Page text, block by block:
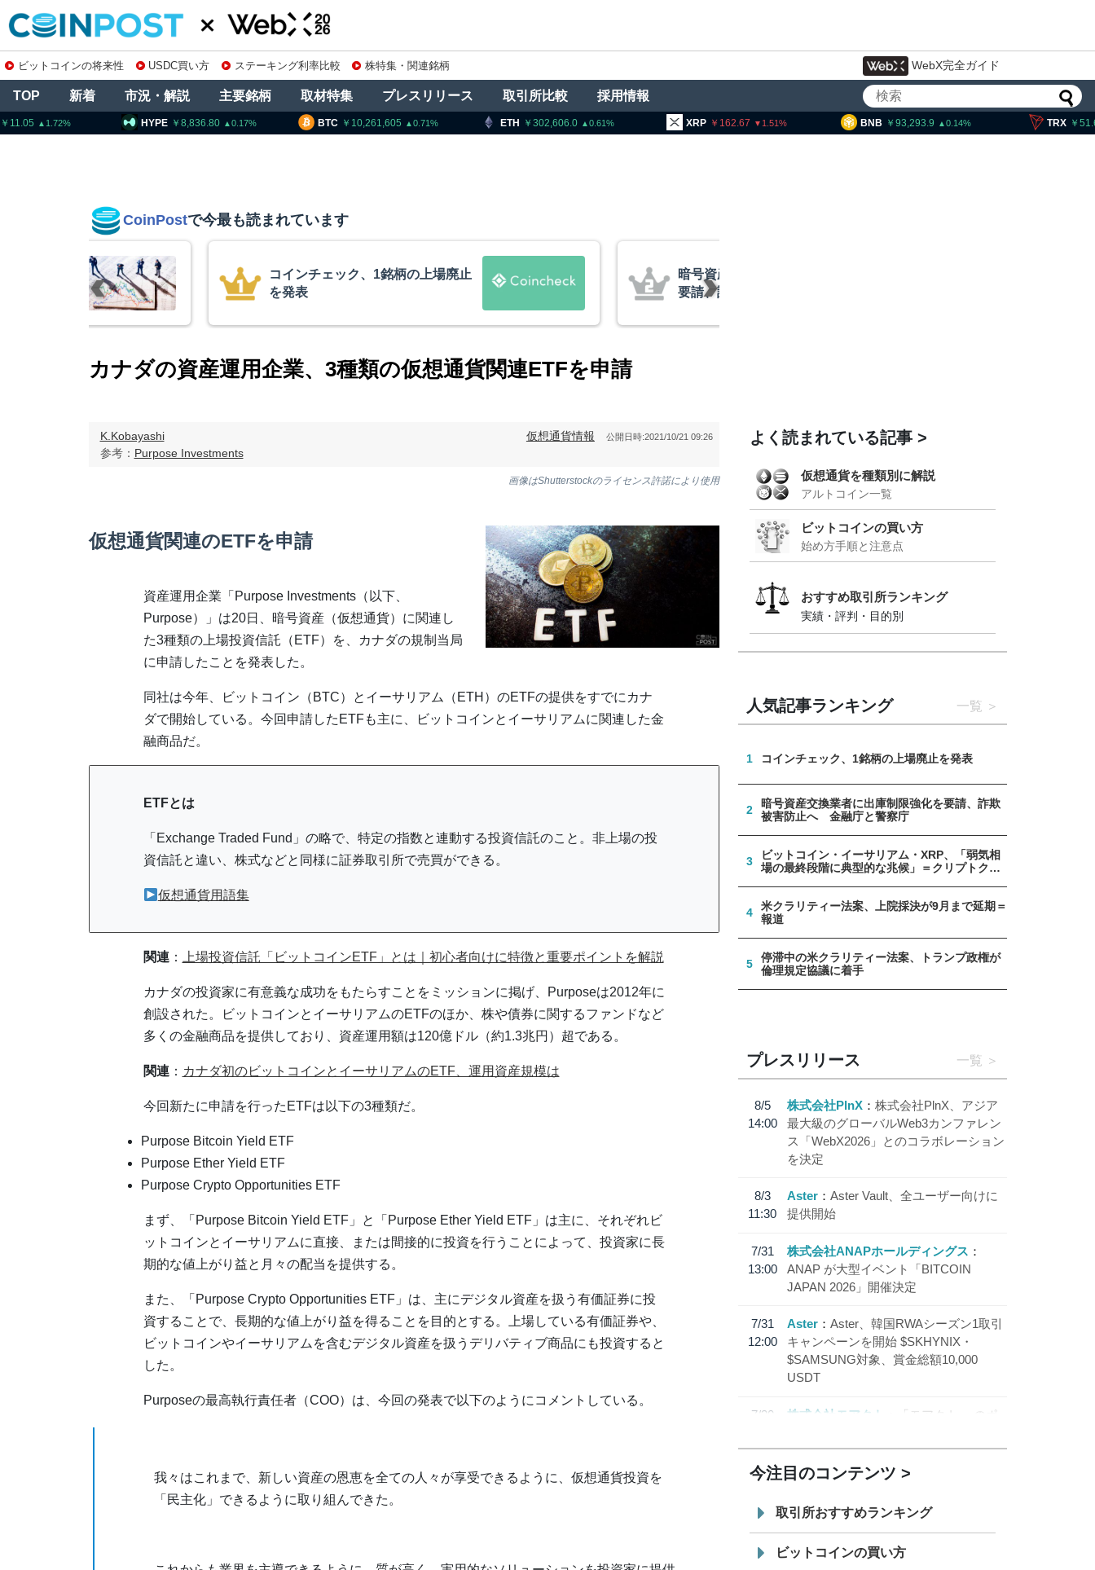
ビットコインの将来性 USDC買い方 ステーキング利率比較 株特集・関連銘柄 WebX完全ガイド
TOP 新着 市況・解説 主要銘柄 取材特集 プレスリリース 取引所比較 採用情報
BTC 10,261,605 0.71 ETH 302,606.0 XRP 162.67 BNB 93,293.9 TRX 51.63
HYPE 8,836.80 0.17
CoinPostで今最も読まれています
暗号資産交換業者に出庫制限強化を
要請、詐欺被害防止へ 金融庁と警
ビットコイン・イーサリアム・
XRP、「弱気相場の最終段階に典型
カナダの資産運用企業、3種類の仮想通貨関連ETFを申請
K.Kobayashi
参考： Purpose Investments
仮想通貨情報 公開日時:2021/10/21 09:26
画像はShutterstockのライセンス許諾により使用
仮想通貨関連のETFを申請
資産運用企業「Purpose Investments（以下、
Purpose）」は20日、暗号資産（仮想通貨）に関連し
た3種類の上場投資信託（ETF）を、カナダの規制当局
に申請したことを発表した。
同社は今年、ビットコイン（BTC）とイーサリアム（ETH）のETFの提供をすでにカナ
ダで開始している。今回申請したETFも主に、ビットコインとイーサリアムに関連した金
融商品だ。
ETFとは
「Exchange Traded Fund」の略で、特定の指数と連動する投資信託のこと。非上場の投
資信託と違い、株式などと同様に証券取引所で売買ができる。
仮想通貨用語集
関連： 上場投資信託「ビットコインETF」とは｜初心者向けに特徴と重要ポイントを解説
カナダの投資家に有意義な成功をもたらすことをミッションに掲げ、Purposeは2012年に
創設された。ビットコインとイーサリアムのETFのほか、株や債券に関するファンドなど
多くの金融商品を提供しており、資産運用額は120億ドル（約1.3兆円）超である。
関連： カナダ初のビットコインとイーサリアムのETF、運用資産規模は
今回新たに申請を行ったETFは以下の3種類だ。
Purpose Bitcoin Yield ETF
Purpose Ether Yield ETF
Purpose Crypto Opportunities ETF
まず、「Purpose Bitcoin Yield ETF」と「Purpose Ether Yield ETF」は主に、それぞれビ
ットコインとイーサリアムに直接、または間接的に投資を行うことによって、投資家に長
期的な値上がり益と月々の配当を提供する。
また、「Purpose Crypto Opportunities ETF」は、主にデジタル資産を扱う有価証券に投
資することで、長期的な値上がり益を得ることを目的とする。上場している有価証券や、
ビットコインやイーサリアムを含むデジタル資産を扱うデリバティブ商品にも投資すると
した。
Purposeの最高執行責任者（COO）は、今回の発表で以下のようにコメントしている。
我々はこれまで、新しい資産の恩恵を全ての人々が享受できるように、仮想通貨投資を
「民主化」できるように取り組んできた。
よく読まれている記事
仮想通貨を種類別に解説
アルトコイン一覧
ビットコインの買い方
始め方手順と注意点
おすすめ取引所ランキング
実績・評判・目的別
人気記事ランキング 一覧
1 コインチェック、1銘柄の上場廃止を発表
2
暗号資産交換業者に出庫制限強化を要請、詐欺
被害防止へ 金融庁と警察庁
3
ビットコイン・イーサリアム・XRP、「弱気相
場の最終段階に典型的な兆候」＝クリプトクア
4
米クラリティー法案、上院採決が9月まで延期＝
報道
5
停滞中の米クラリティー法案、トランプ政権が
倫理規定協議に着手
プレスリリース 一覧
8/5
14:00
株式会社PlnX
株式会社PlnX、アジア
最大級のグローバルWeb3カンファレン
ス「WebX2026」とのコラボレーション
を決定
8/3
11:30
Aster
Aster Vault、全ユーザー向けに
提供開始
7/31
13:00
株式会社ANAPホールディングス
ANAP が大型イベント「BITCOIN
JAPAN 2026」開催決定
7/31
12:00
Aster
Aster、韓国RWAシーズン1取引
キャンペーンを開始 $SKHYNIX・
$SAMSUNG対象、賞金総額10,000
USDT
7/30
株式会社モアクト
「モアクト」 のポ
「 JPYC」を追加
19:30
てステーブルコイン「JPYSC」徹底解
説セミナーを開催
今注目のコンテンツ
取引所おすすめランキング
ビットコインの買い方